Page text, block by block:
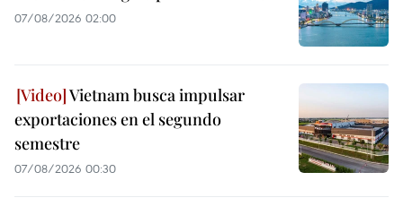
07/08/2026 02:00
Vietnam busca impulsar
exportaciones en el segundo
semestre
07/08/2026 00:30